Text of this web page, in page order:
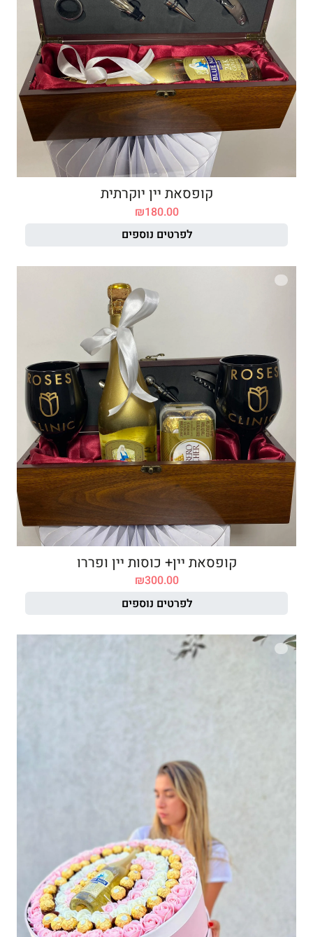
קופסאת יין יוקרתית
₪180.00
לפרטים נוספים
קופסאת יין+ כוסות יין ופררו
₪300.00
לפרטים נוספים